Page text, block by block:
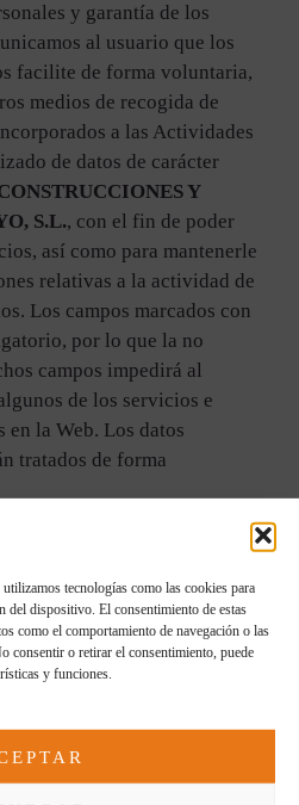
tecnologías como las cookies para
del dispositivo. El consentimiento de estas
como el comportamiento de navegación o las
consentir o retirar el consentimiento, puede
y funciones.
y garantía de los
al usuario que los
facilite de forma voluntaria,
medios de recogida de
a las Actividades
de datos de carácter
Y
S.L., con el fin de poder
así como para mantenerle
relativas a la actividad de
Los campos marcados con
por lo que la no
campos impedirá al
de los servicios e
la Web. Los datos
tratados de forma
BALDAYO,
con la legislación vigente en
datos de carácter personal, y
confidencialidad propios de
CONTRATAS BALDAYO,
técnicas necesarias para
requerido, según la